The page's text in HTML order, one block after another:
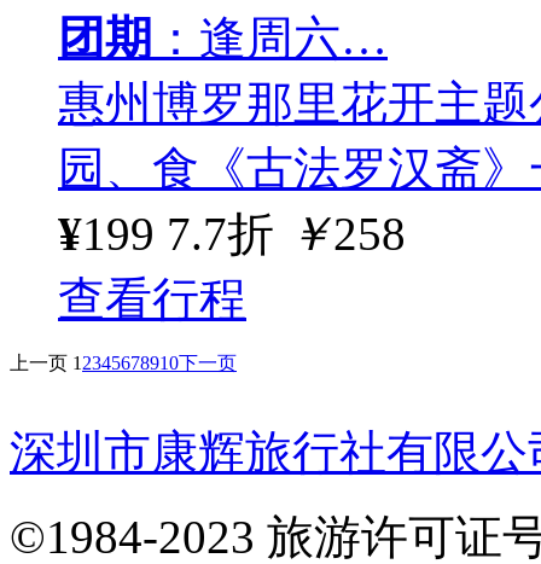
团期 ：逢周六…
惠州博罗那里花开主
园、食《古法罗汉斋
¥199 7.7折 ￥258
查看行程
上一页 1 2345678910下一页
深圳市康辉旅行社有限
©1984-2023 旅游许可证